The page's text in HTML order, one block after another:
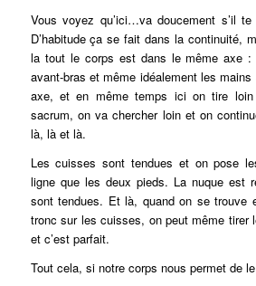
Vous voyez qu’ici…va doucement s’il
D’habitude ça se fait dans la continuité,
la tout le corps est dans le même axe
avant-bras et même idéalement les
axe, et en même temps ici on tire loin
sacrum, on va chercher loin et on
là, là et là.
Les cuisses sont tendues et on pose
ligne que les deux pieds. La nuque est
sont tendues. Et là, quand on se trouve
tronc sur les cuisses, on peut même tirer
et c’est parfait.
Tout cela, si notre corps nous permet de